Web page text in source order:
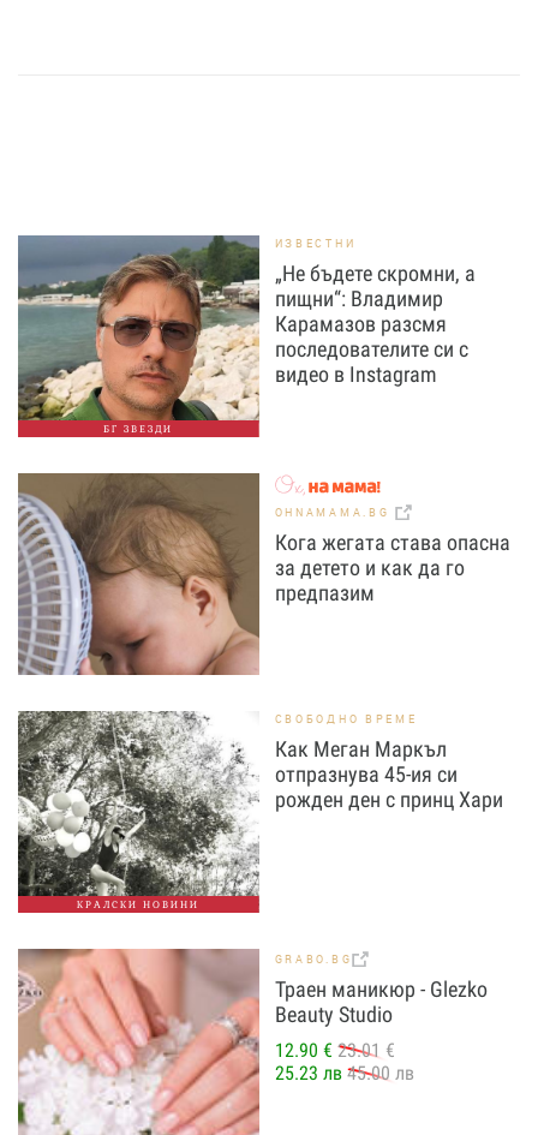
БГ ЗВЕЗДИ
ИЗВЕСТНИ
„Не бъдете скромни, а
пищни“: Владимир
Карамазов разсмя
последователите си с
видео в Instagram
OHNAMAMA.BG
Кога жегата става опасна
за детето и как да го
предпазим
КРАЛСКИ НОВИНИ
СВОБОДНО ВРЕМЕ
Как Меган Маркъл
отпразнува 45-ия си
рожден ден с принц Хари
GRABO.BG
Траен маникюр - Glezko
Beauty Studio
12.90 € 23.01 €
25.23 лв 45.00 лв